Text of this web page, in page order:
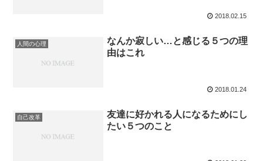
2018.02.15
人間の心理
なんか寂しい…と感じる５つの理
由はこれ
2018.01.24
自己改革
友達に好かれる人になるためにし
たい５つのこと